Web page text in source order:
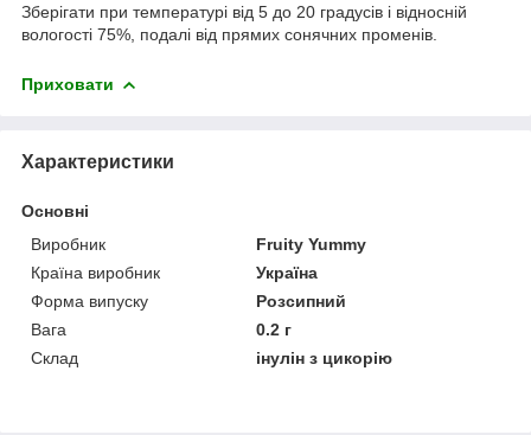
Зберігати при температурі від 5 до 20 градусів і відносній
вологості 75%, подалі від прямих сонячних променів.
Приховати
Характеристики
Основні
Виробник
Fruity Yummy
Країна виробник
Україна
Форма випуску
Розсипний
Вага
0.2 г
Склад
інулін з цикорію